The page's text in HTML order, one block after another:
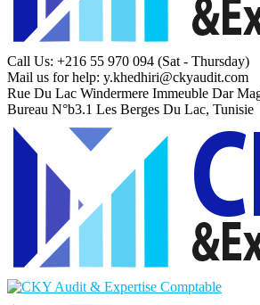
Call Us: +216 55 970 094 (Sat - Thursday)
Mail us for help: y.khedhiri@ckyaudit.com
Rue Du Lac Windermere Immeuble Dar
Bureau N°b3.1 Les Berges Du Lac, Tunisie